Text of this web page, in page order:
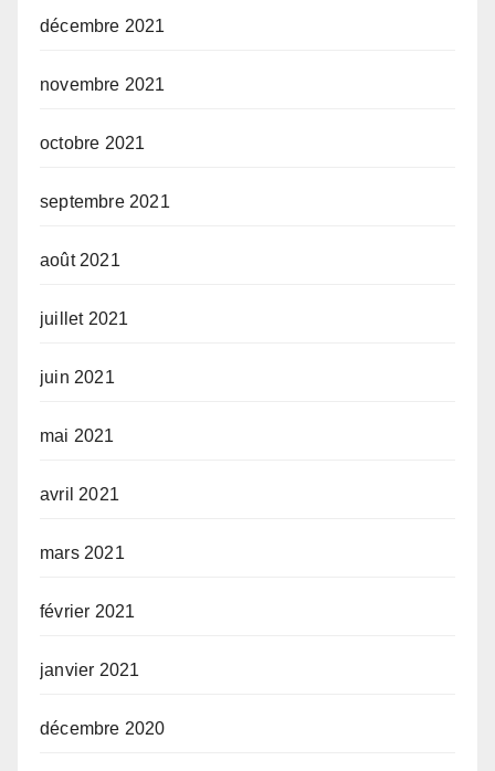
décembre 2021
novembre 2021
octobre 2021
septembre 2021
août 2021
juillet 2021
juin 2021
mai 2021
avril 2021
mars 2021
février 2021
janvier 2021
décembre 2020